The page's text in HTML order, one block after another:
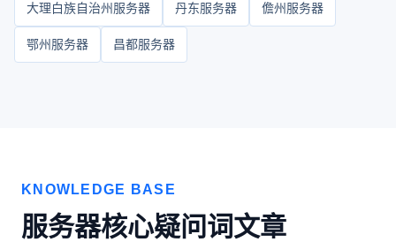
大理白族自治州服务器 丹东服务器 儋州服务器
鄂州服务器 昌都服务器
KNOWLEDGE BASE
服务器核心疑问词文章